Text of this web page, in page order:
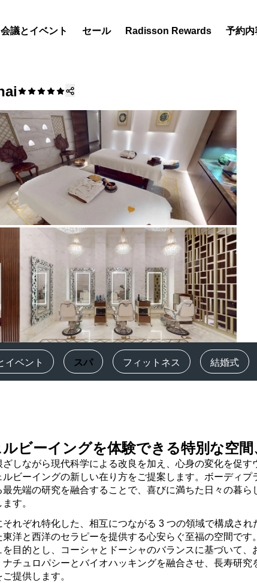
会議とイベント セール Radisson Rewards 予約
目的地
リゾート
サービス付きアパートメント
エアポートホテル
新規オープンおよびオープン予定
のホテル
Radisson Meetings
Radisson Meetings をご紹介し
会議スペースを予約します
見積もりを依頼する
イベントの目的地
業界ソリューション
フライトを検索
レストランを探す
デジタルサービス
イベント スパ フィットネス 結婚式
ビーイングを体験できる特別な空
しながら現代科学による改良を加え、心身の変化を促
ビーイングの新しい在り方をご提案します。ボーディ
先端の研究を融合することで、喜びに満ちた日々の暮
す。
れぞれ特化した、相互につながる 3 つの領域で構成さ
洋と西洋のセラピーを提供する心安らぐ至福の空間で
目的とし、コーシャとドーシャのバランスに基づいて
チュロパシーとバイオハッキングを融合させ、長寿研
提供します。